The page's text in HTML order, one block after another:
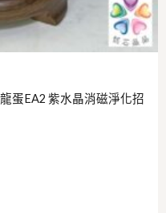
蛋EA2 紫水晶消磁淨化招